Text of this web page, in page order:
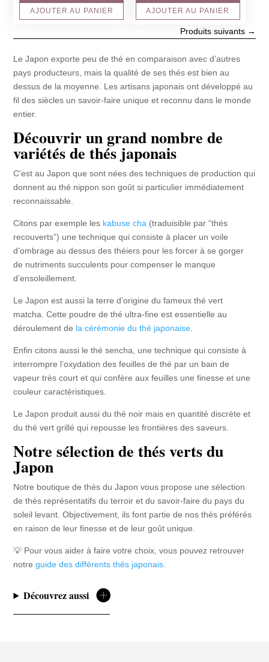
AJOUTER AU PANIER AJOUTER AU PANIER
Produits suivants→
Le Japon exporte peu de thé en comparaison avec d’autres
pays producteurs, mais la qualité de ses thés est bien au
dessus de la moyenne. Les artisans japonais ont développé au
fil des siècles un savoir-faire unique et reconnu dans le monde
entier.
Découvrir un grand nombre de
variétés de thés japonais
C’est au Japon que sont nées des techniques de production qui
donnent au thé nippon son goût si particulier immédiatement
reconnaissable.
Citons par exemple les kabuse cha (traduisible par “thés
recouverts”) une technique qui consiste à placer un voile
d’ombrage au dessus des théiers pour les forcer à se gorger
de nutriments succulents pour compenser le manque
d’ensoleillement.
Le Japon est aussi la terre d’origine du fameux thé vert
matcha. Cette poudre de thé ultra-fine est essentielle au
déroulement de la cérémonie du thé japonaise
Enfin citons aussi le thé sencha, une technique qui consiste à
interrompre l’oxydation des feuilles de thé par un bain de
vapeur très court et qui confère aux feuilles une finesse et une
couleur caractéristiques.
Le Japon produit aussi du thé noir mais en quantité discrète et
du thé vert grillé qui repousse les frontières des saveurs.
Notre sélection de thés verts du
Japon
Notre boutique de thés du Japon vous propose une sélection
de thés représentatifs du terroir et du savoir-faire du pays du
soleil levant. Objectivement, ils font partie de nos thés préférés
en raison de leur finesse et de leur goût unique.
💡 Pour vous aider à faire votre choix, vous pouvez retrouver
notreguide des différents thés japonais
Découvrez aussi